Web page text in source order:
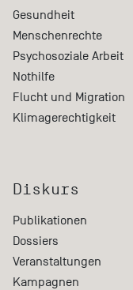
Gesundheit
Menschenrechte
Psychosoziale Arbeit
Nothilfe
Flucht und Migration
Klimagerechtigkeit
Diskurs
Publikationen
Dossiers
Veranstaltungen
Kampagnen